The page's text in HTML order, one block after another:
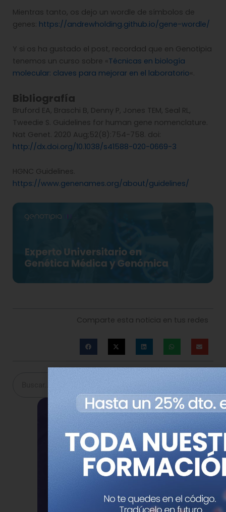
Mientras tanto, os dejo un wordle de símbolos de
genes: https://andrewholding.github.io/gene-wordle/
Y si os ha gustado el post, recordad que en Genotipia
tenemos un curso sobre «Técnicas en biología
molecular: claves para mejorar en el laboratorio«.
Bibliografía
Bruford EA, Braschi B, Denny P, Jones TEM, Seal RL,
Tweedie S. Guidelines for human gene nomenclature.
Nat Genet. 2020 Aug;52(8):754-758. doi:
http://dx.doi.org/10.1038/s41588-020-0669-3
HGNC Guidelines.
https://www.genenames.org/about/guidelines/
Comparte esta noticia en tus redes